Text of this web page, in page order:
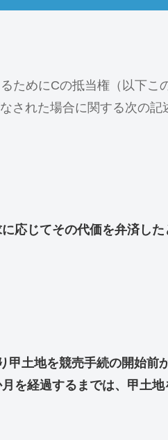
ためにCの抵当権（以下こ
された場合に関する次の記
応じてその代価を弁済し
甲土地を競売手続の開始前
を経過するまでは、甲土